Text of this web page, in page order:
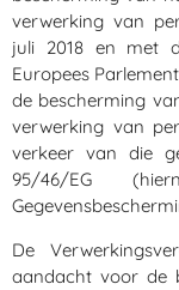
verwerking van
juli 2018 en met
Europees
de bescherming
verwerking van
verkeer van die
95/46/EG
De
aandacht voor de